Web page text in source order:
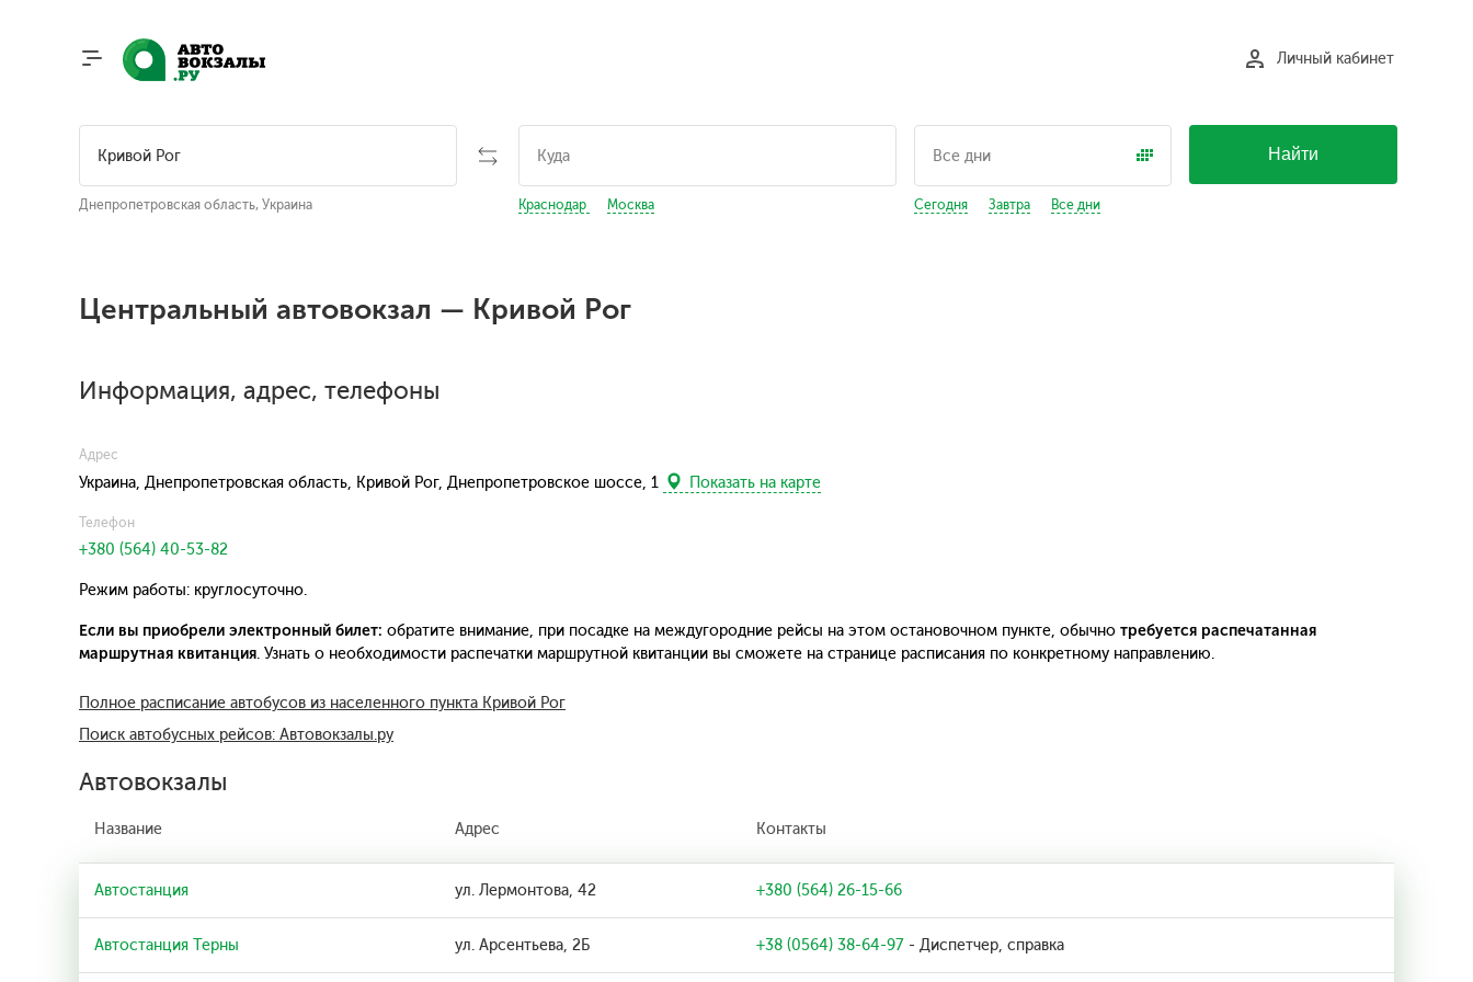
Личный кабинет
Днепропетровская область, Украина Краснодар Москва Сегодня Завтра Все дни
Найти
Центральный автовокзал — Кривой Рог
Информация, адрес, телефоны
Адрес
Украина, Днепропетровская область, Кривой Рог, Днепропетровское шоссе, 1 Показать на карте
Телефон
+380 (564) 40-53-82
Режим работы: круглосуточно.
Если вы приобрели электронный билет: обратите внимание, при посадке на междугородние рейсы на этом остановочном пункте, обычно требуется распечатанная
маршрутная квитанция. Узнать о необходимости распечатки маршрутной квитанции вы сможете на странице расписания по конкретному направлению.
Полное расписание автобусов из населенного пункта Кривой Рог
Поиск автобусных рейсов: Автовокзалы.ру
Автовокзалы
Название Адрес Контакты
Автостанция ул. Лермонтова, 42 +380 (564) 26-15-66
Автостанция Терны ул. Арсентьева, 2Б +38 (0564) 38-64-97 - Диспетчер, справка